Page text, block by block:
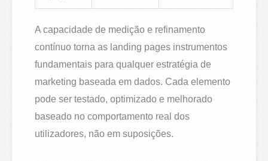
A capacidade de medição e refinamento
contínuo torna as landing pages instrumentos
fundamentais para qualquer estratégia de
marketing baseada em dados. Cada elemento
pode ser testado, optimizado e melhorado
baseado no comportamento real dos
utilizadores, não em suposições.